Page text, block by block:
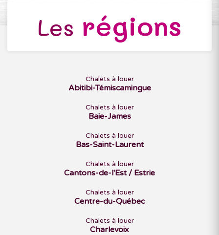
Les régions
Chalets à louer
Abitibi-Témiscamingue
Chalets à louer
Baie-James
Chalets à louer
Bas-Saint-Laurent
Chalets à louer
Cantons-de-l'Est / Estrie
Chalets à louer
Centre-du-Québec
Chalets à louer
Charlevoix